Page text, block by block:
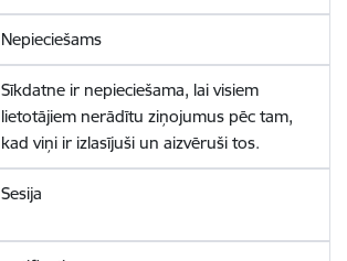
Nepieciešams
Sīkdatne ir nepieciešama, lai visiem
lietotājiem nerādītu ziņojumus pēc tam,
kad viņi ir izlasījuši un aizvēruši tos.
Sesija